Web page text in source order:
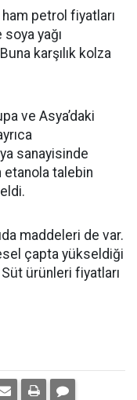
taşıdı.
gelen
ve buğday